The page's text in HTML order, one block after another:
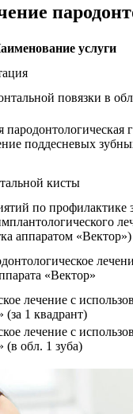
услуги
повязки в
поддесневых
кисты
по профилактике
аппаратом «Вектор»)
«Вектор»
лечение с
(за 1 квадрант)
лечение с
(в обл. 1 зуба)